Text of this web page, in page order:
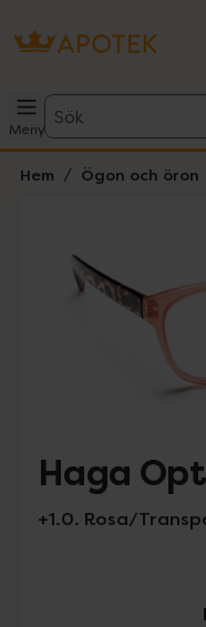
Meny
Sök
Hem Ögon och öron
Lista: .
Haga
+1.0. Rosa/